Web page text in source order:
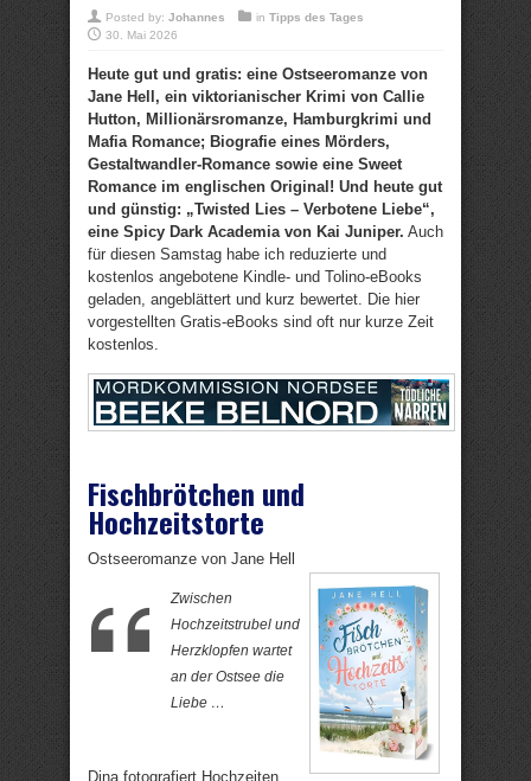
Posted by: Johannes in Tipps des Tages
30. Mai 2026
Heute gut und gratis: eine Ostseeromanze von
Jane Hell, ein viktorianischer Krimi von Callie
Hutton, Millionärsromanze, Hamburgkrimi und
Mafia Romance; Biografie eines Mörders,
Gestaltwandler-Romance sowie eine Sweet
Romance im englischen Original! Und heute gut
und günstig: „Twisted Lies – Verbotene Liebe“,
eine Spicy Dark Academia von Kai Juniper. Auch
für diesen Samstag habe ich reduzierte und
kostenlos angebotene Kindle- und Tolino-eBooks
geladen, angeblättert und kurz bewertet. Die hier
vorgestellten Gratis-eBooks sind oft nur kurze Zeit
kostenlos.
Fischbrötchen und
Hochzeitstorte
Ostseeromanze von Jane Hell
Zwischen
Hochzeitstrubel und
Herzklopfen wartet
an der Ostsee die
Liebe …
Dina fotografiert Hochzeiten